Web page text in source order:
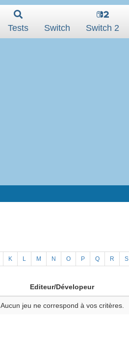
Tests Switch Switch 2
K L M N O P Q R S
Editeur/Dévelopeur
Aucun jeu ne correspond à vos critères.